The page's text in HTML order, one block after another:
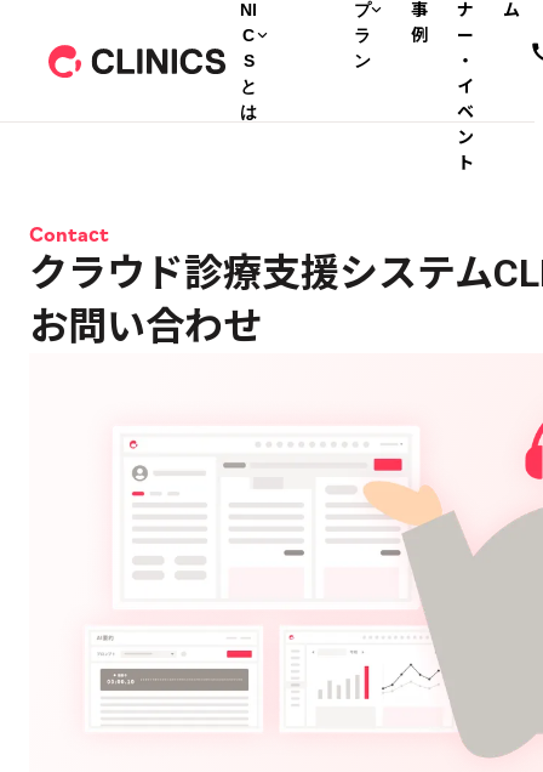
NI
C
S
と
は
プ
ラ
ン
事
例
ナ
ー
・
イ
ベ
ン
ト
ム
Contact
クラウド診療支援システム
お問い合わせ